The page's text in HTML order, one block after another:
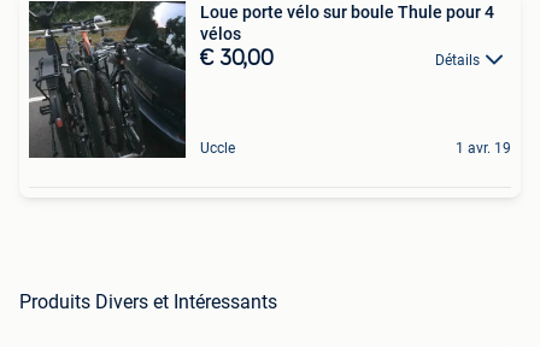
Loue porte vélo sur boule Thule pour 4
vélos
€ 30,00 Détails
Uccle 1 avr. 19
Produits Divers et Intéressants